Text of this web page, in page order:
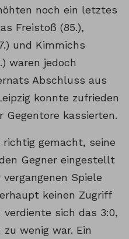
noch ein letztes
Freistoß (85.),
und Kimmichs
waren jedoch
Abschluss aus
konnte zufrieden
Gegentore kassierten.
gemacht, seine
Gegner eingestellt
Spiele
keinen Zugriff
verdiente sich das 3:0,
wenig war. Ein